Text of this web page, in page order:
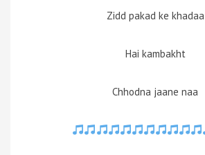
Zidd pakad ke khadaa
Hai kambakht
Chhodna jaane naa